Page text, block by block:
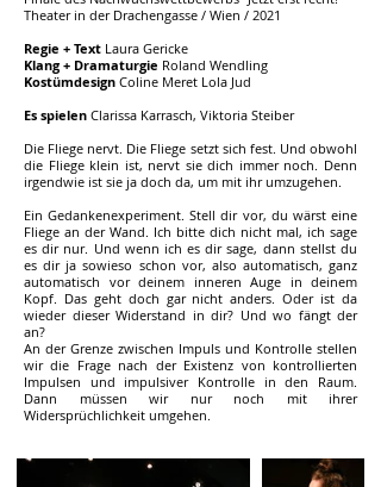
Theater in der Drachengasse / Wien / 2021
Regie + Text Laura Gericke
Klang + Dramaturgie Roland Wendling
Kostümdesign Coline Meret Lola Jud
Es spielen Clarissa Karrasch, Viktoria Steiber
Die Fliege nervt. Die Fliege setzt sich fest. Und obwohl
die Fliege klein ist, nervt sie dich immer noch. Denn
irgendwie ist sie ja doch da, um mit ihr umzugehen.
Ein Gedankenexperiment. Stell dir vor, du wärst eine
Fliege an der Wand. Ich bitte dich nicht mal, ich sage
es dir nur. Und wenn ich es dir sage, dann stellst du
es dir ja sowieso schon vor, also automatisch, ganz
automatisch vor deinem inneren Auge in deinem
Kopf. Das geht doch gar nicht anders. Oder ist da
wieder dieser Widerstand in dir? Und wo fängt der
an?
An der Grenze zwischen Impuls und Kontrolle stellen
wir die Frage nach der Existenz von kontrollierten
Impulsen und impulsiver Kontrolle in den Raum.
Dann müssen wir nur noch mit ihrer
Widersprüchlichkeit umgehen.